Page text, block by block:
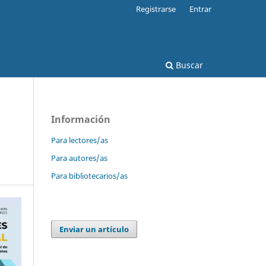
Buscar
Registrarse Entrar
Información
Para lectores/as
Para autores/as
Para bibliotecarios/as
Enviar un artículo